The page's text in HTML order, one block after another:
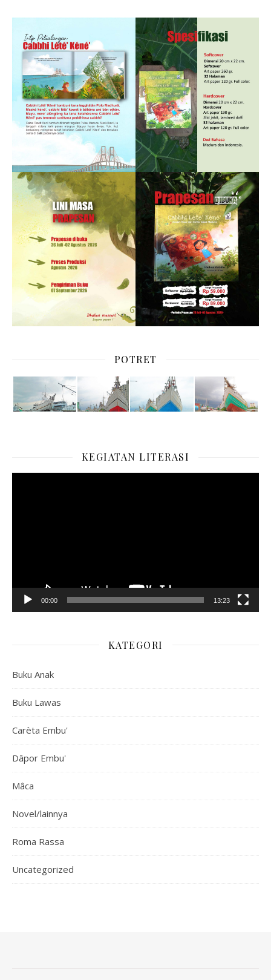
POTRET
KEGIATAN LITERASI
00:00 13:23
KATEGORI
Buku Anak
Buku Lawas
Carèta Embu'
Dâpor Embu'
Mâca
Novel/lainnya
Roma Rassa
Uncategorized